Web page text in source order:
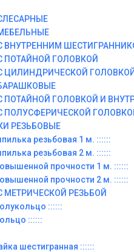
ВНУТРЕННИМ
ПОТАЙНОЙ ГОЛОВКОЙ
ЦИЛИНДРИЧЕСКОЙ ГОЛОВКОЙ
ПОТАЙНОЙ ГОЛОВКОЙ И
ПОЛУСФЕРИЧЕСКОЙ
РЕЗЬБОВЫЕ
резьбовая 1 м. ::::::
резьбовая 2 м. ::::::
прочности 1 м. ::::::
прочности 2 м. ::::::
МЕТРИЧЕСКОЙ РЕЗЬБОЙ
::::::
::::::
шестигранная ::::::